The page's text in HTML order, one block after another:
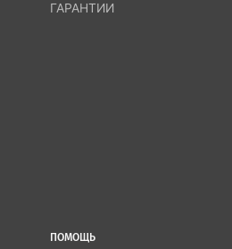
ГАРАНТИИ
ПОМОЩЬ